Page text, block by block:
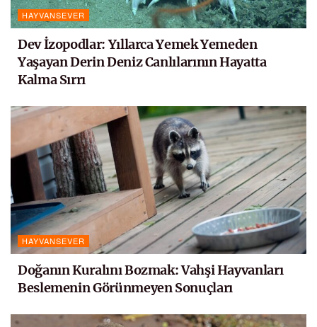
HAYVANSEVER
Dev İzopodlar: Yıllarca Yemek Yemeden
Yaşayan Derin Deniz Canlılarının Hayatta
Kalma Sırrı
HAYVANSEVER
Doğanın Kuralını Bozmak: Vahşi Hayvanları
Beslemenin Görünmeyen Sonuçları